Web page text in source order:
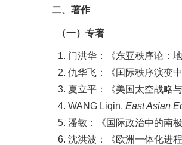
二、著作
（一）专著
门洪华：《东亚秩序论：
仇华飞：《国际秩序演变
夏立平：《美国太空战略
WANG Liqin, East Asian
潘敏：《国际政治中的南
沈洪波：《欧洲一体化进